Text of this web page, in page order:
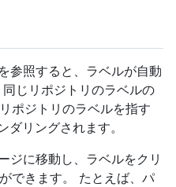
参照すると、ラベルが自動
じリポジトリのラベルの
ポジトリのラベルを指す
ダリングされます。
ジに移動し、ラベルをクリ
できます。 たとえば、パ